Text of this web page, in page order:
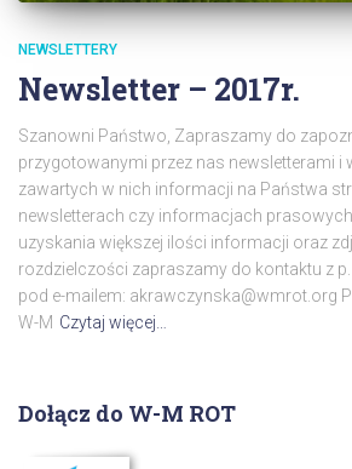
NEWSLETTERY
Newsletter – 2017r.
Szanowni Państwo, Zapraszamy do
przygotowanymi przez nas newsletterami i
zawartych w nich informacji na Państwa
newsletterach czy informacjach
uzyskania większej ilości informacji oraz
rozdzielczości zapraszamy do kontaktu z
pod e-mailem: akrawczynska@wmrot.org
W-M Czytaj więcej…
Dołącz do W-M ROT